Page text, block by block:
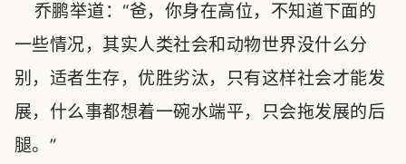
乔鹏举道：“爸，你身在高位，不知道下面的
一些情况，其实人类社会和动物世界没什么分
别，适者生存，优胜劣汰，只有这样社会才能发
展，什么事都想着一碗水端平，只会拖发展的后
腿。”